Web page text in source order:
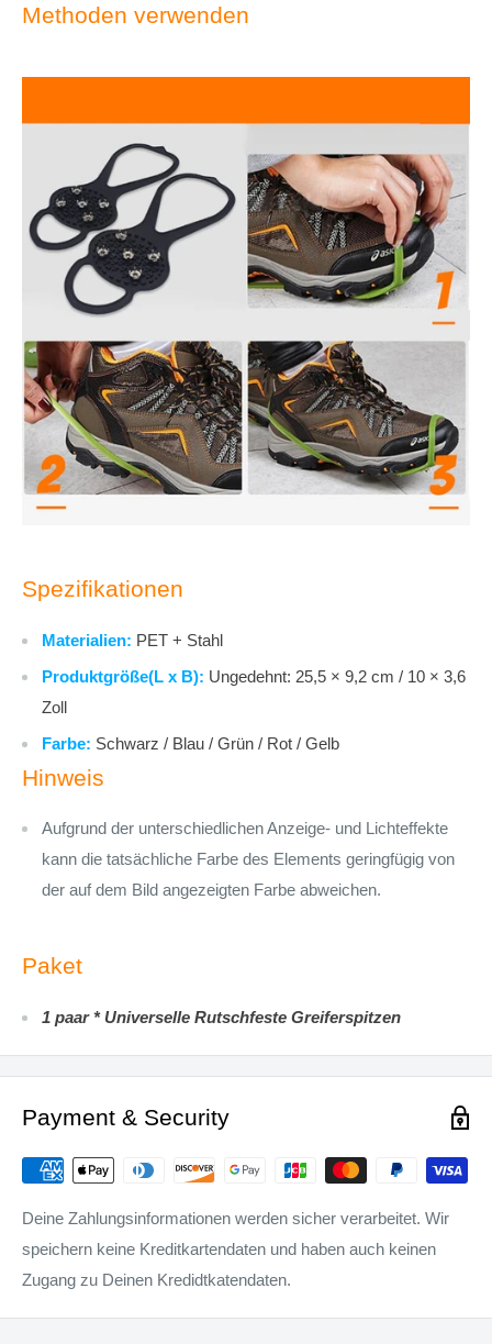
Methoden verwenden
Spezifikationen
Materialien: PET + Stahl
Produktgröße(L x B): Ungedehnt: 25,5 × 9,2 cm / 10 × 3,6
Zoll
Farbe: Schwarz / Blau / Grün / Rot / Gelb
Hinweis
Aufgrund der unterschiedlichen Anzeige- und Lichteffekte
kann die tatsächliche Farbe des Elements geringfügig von
der auf dem Bild angezeigten Farbe abweichen.
Paket
1 paar * Universelle Rutschfeste Greiferspitzen
Payment & Security
Deine Zahlungsinformationen werden sicher verarbeitet. Wir
speichern keine Kreditkartendaten und haben auch keinen
Zugang zu Deinen Kredidtkatendaten.